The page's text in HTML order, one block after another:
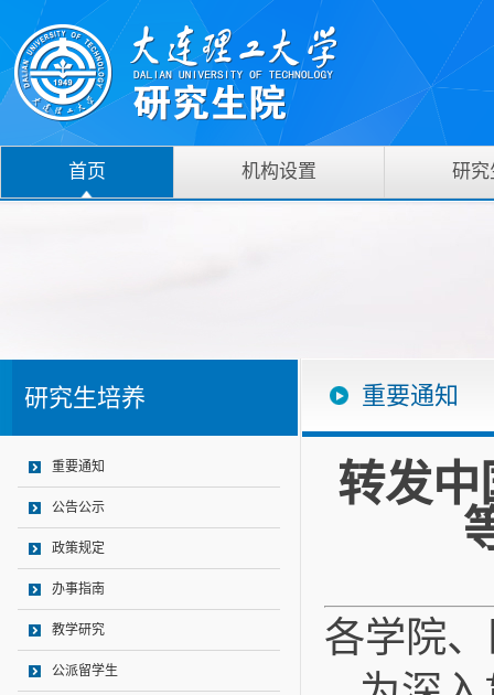
首页 机构设置 研究
研究生培养
重要通知
公告公示
政策规定
办事指南
教学研究
公派留学生
重要通知
转发中
各学院